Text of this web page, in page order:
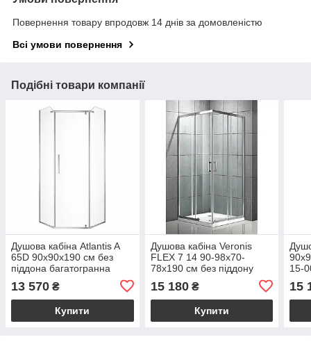
Повернення товару впродовж 14 днів за домовленістю
Всі умови повернення
Подібні товари компанії
Душова кабіна Atlantis A
65D 90х90х190 см без
піддона багатогранна
багатогранна розпашні
двері
13 570 ₴
Купити
Душова кабіна Veronis
FLEX 7 14 90-98х70-
78х190 см без піддону
двері
15 180₴
Купити
15-
15